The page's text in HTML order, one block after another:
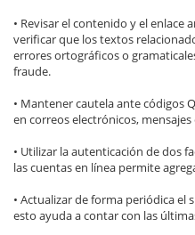
• Revisar el contenido y el enlace
verificar que los textos
errores ortográficos o
fraude.
• Mantener cautela ante códigos
en correos electrónicos,
• Utilizar la autenticación de dos
las cuentas en línea permite
• Actualizar de forma periódica el
esto ayuda a contar con las